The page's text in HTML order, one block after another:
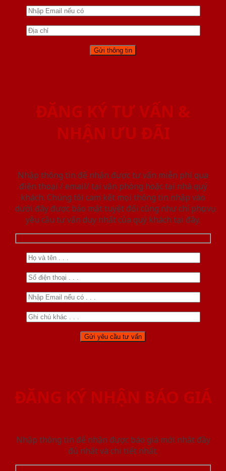
ĐĂNG KÝ TƯ VẤN &
NHẬN ƯU ĐÃI
Nhập thông tin để nhận được tư vấn miễn phí qua
điện thoại / email/ tại văn phòng hoặc tại nhà quý
khách. Chúng tôi cam kết mọi thông tin nhập vào
dưới đây được bảo mật tuyệt đối cũng như chỉ phục vụ
yêu cầu tư vấn duy nhất của quý khách tại đây.
ĐĂNG KÝ NHẬN BÁO GIÁ
Nhập thông tin để nhận được báo giá mới nhât đầy
đủ nhất và chi tiết nhất.